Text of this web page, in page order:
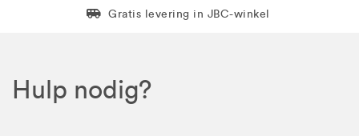
Levering in 1 pakket
Gratis levering in JBC-winkel
Hulp nodig?